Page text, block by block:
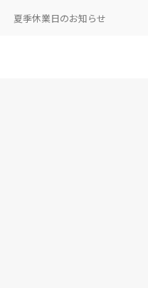
夏季休業日のお知らせ